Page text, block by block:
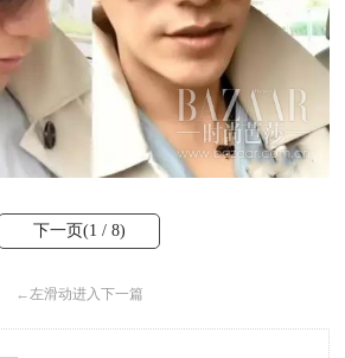
下一页(1 / 8)
←左滑动进入下一篇